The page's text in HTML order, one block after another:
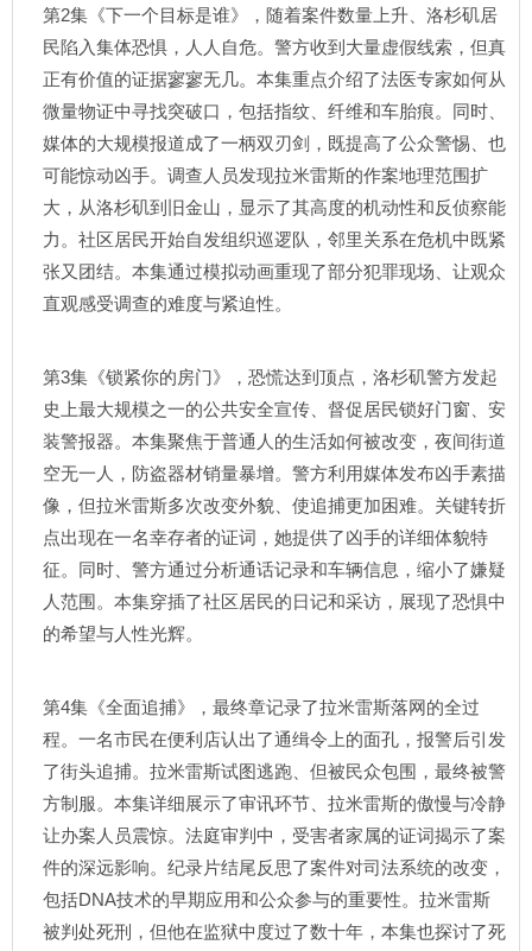
第2集《下一个目标是谁》，随着案件数量上升、洛杉矶居
民陷入集体恐惧，人人自危。警方收到大量虚假线索，但真
正有价值的证据寥寥无几。本集重点介绍了法医专家如何从
微量物证中寻找突破口，包括指纹、纤维和车胎痕。同时、
媒体的大规模报道成了一柄双刃剑，既提高了公众警惕、也
可能惊动凶手。调查人员发现拉米雷斯的作案地理范围扩
大，从洛杉矶到旧金山，显示了其高度的机动性和反侦察能
力。社区居民开始自发组织巡逻队，邻里关系在危机中既紧
张又团结。本集通过模拟动画重现了部分犯罪现场、让观众
直观感受调查的难度与紧迫性。
第3集《锁紧你的房门》，恐慌达到顶点，洛杉矶警方发起
史上最大规模之一的公共安全宣传、督促居民锁好门窗、安
装警报器。本集聚焦于普通人的生活如何被改变，夜间街道
空无一人，防盗器材销量暴增。警方利用媒体发布凶手素描
像，但拉米雷斯多次改变外貌、使追捕更加困难。关键转折
点出现在一名幸存者的证词，她提供了凶手的详细体貌特
征。同时、警方通过分析通话记录和车辆信息，缩小了嫌疑
人范围。本集穿插了社区居民的日记和采访，展现了恐惧中
的希望与人性光辉。
第4集《全面追捕》，最终章记录了拉米雷斯落网的全过
程。一名市民在便利店认出了通缉令上的面孔，报警后引发
了街头追捕。拉米雷斯试图逃跑、但被民众包围，最终被警
方制服。本集详细展示了审讯环节、拉米雷斯的傲慢与冷静
让办案人员震惊。法庭审判中，受害者家属的证词揭示了案
件的深远影响。纪录片结尾反思了案件对司法系统的改变，
包括DNA技术的早期应用和公众参与的重要性。拉米雷斯
被判处死刑，但他在监狱中度过了数十年，本集也探讨了死